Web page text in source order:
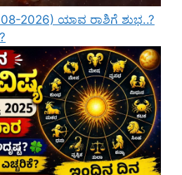
2026) ಯಾವ ರಾಶಿಗೆ ಶುಭ..?